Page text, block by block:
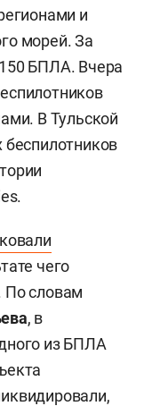
и
морей. За
БПЛА. Вчера
В Тульской
беспилотников
чего
По словам
, в
из БПЛА